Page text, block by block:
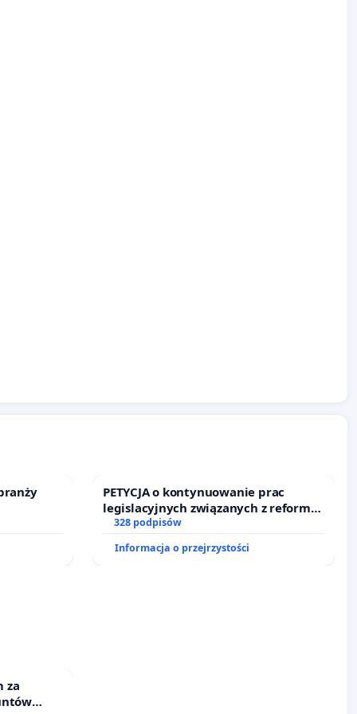
PETYCJA o kontynuowanie prac
legislacyjnych związanych z reformą
prawa rodzinnego
328 podpisów
Informacja o przejrzystości
za